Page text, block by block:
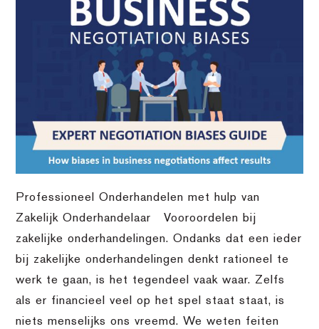
Professioneel Onderhandelen met hulp van
Zakelijk Onderhandelaar Vooroordelen bij
zakelijke onderhandelingen. Ondanks dat een ieder
bij zakelijke onderhandelingen denkt rationeel te
werk te gaan, is het tegendeel vaak waar. Zelfs
als er financieel veel op het spel staat staat, is
niets menselijks ons vreemd. We weten feiten